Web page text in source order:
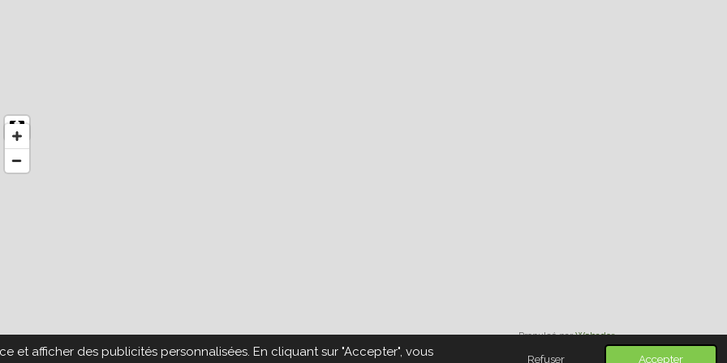
et afficher des publicités personnalisées. En cliquant sur "Accepter", vous
Refuser Accepter
Propulsé parWebador